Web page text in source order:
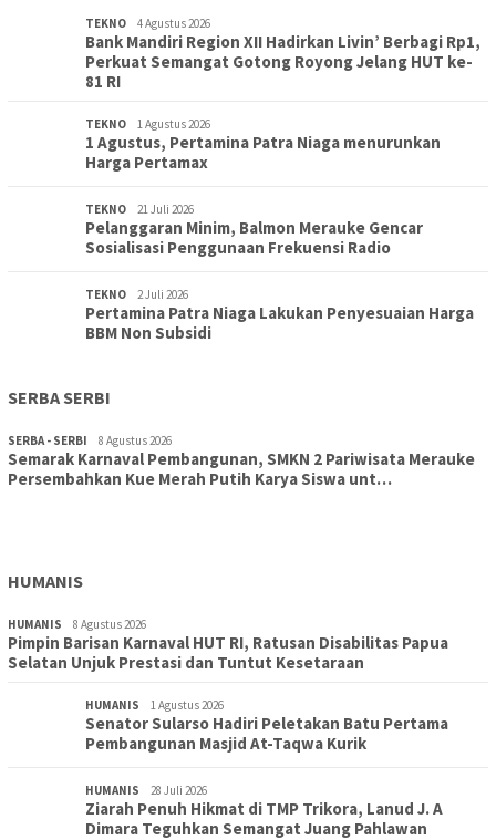
TEKNO 4 Agustus 2026
Bank Mandiri Region XII Hadirkan Livin’ Berbagi Rp1,
Perkuat Semangat Gotong Royong Jelang HUT ke-
81 RI
TEKNO 1 Agustus 2026
1 Agustus, Pertamina Patra Niaga menurunkan
Harga Pertamax
TEKNO 21 Juli 2026
Pelanggaran Minim, Balmon Merauke Gencar
Sosialisasi Penggunaan Frekuensi Radio
TEKNO 2 Juli 2026
Pertamina Patra Niaga Lakukan Penyesuaian Harga
BBM Non Subsidi
SERBA SERBI
SERBA - SERBI 8 Agustus 2026
Semarak Karnaval Pembangunan, SMKN 2 Pariwisata Merauke
Persembahkan Kue Merah Putih Karya Siswa unt…
TOPIK 8 Agustus 2026
HUMANIS
HUMANIS 8 Agustus 2026
Pimpin Barisan Karnaval HUT RI, Ratusan Disabilitas Papua
Selatan Unjuk Prestasi dan Tuntut Kesetaraan
HUMANIS 1 Agustus 2026
Senator Sularso Hadiri Peletakan Batu Pertama
Pembangunan Masjid At-Taqwa Kurik
HUMANIS 28 Juli 2026
Ziarah Penuh Hikmat di TMP Trikora, Lanud J. A
Dimara Teguhkan Semangat Juang Pahlawan